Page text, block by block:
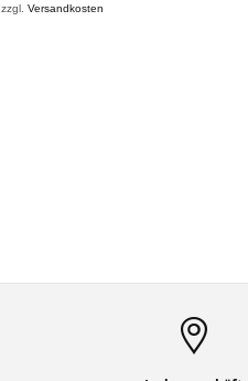
zzgl.Versandkosten